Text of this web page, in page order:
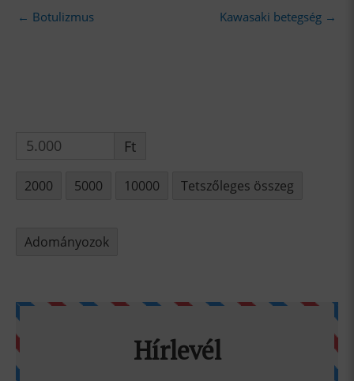
← Botulizmus Kawasaki betegség →
Ft
2000 5000 10000 Tetszőleges összeg
Adományozok